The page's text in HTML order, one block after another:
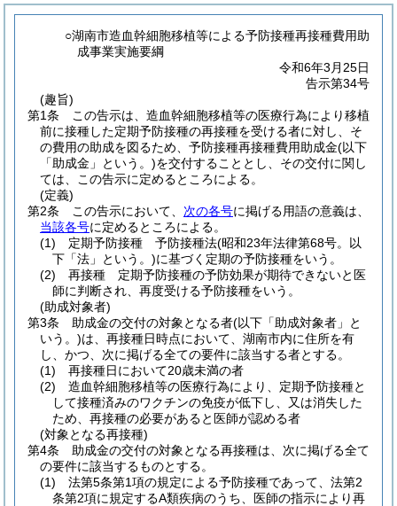
○湖南市造血幹細胞移植等による予防接種再接種費用助
成事業実施要綱
令和6年3月25日
告示第34号
(趣旨)
第1条
この告示は、造血幹細胞移植等の医療行為により移植
前に接種した定期予防接種の再接種を受ける者に対し、そ
の費用の助成を図るため、予防接種再接種費用助成金(以下
「助成金」という。)を交付することとし、その交付に関し
ては、この告示に定めるところによる。
(定義)
第2条
この告示において、 次の各号に掲げる用語の意義は、
当該各号に定めるところによる。
(1)
定期予防接種 予防接種法(昭和23年法律第68号。以
下「法」という。)に基づく定期の予防接種をいう。
(2)
再接種 定期予防接種の予防効果が期待できないと医
師に判断され、再度受ける予防接種をいう。
(助成対象者)
第3条
助成金の交付の対象となる者(以下「助成対象者」と
いう。)は、再接種日時点において、湖南市内に住所を有
し、かつ、次に掲げる全ての要件に該当する者とする。
(1)
再接種日において20歳未満の者
(2)
造血幹細胞移植等の医療行為により、定期予防接種と
して接種済みのワクチンの免疫が低下し、又は消失した
ため、再接種の必要があると医師が認める者
(対象となる再接種)
第4条
助成金の交付の対象となる再接種は、次に掲げる全て
の要件に該当するものとする。
(1)
法第5条第1項の規定による予防接種であって、法第2
条第2項に規定するA類疾病のうち、医師の指示により再